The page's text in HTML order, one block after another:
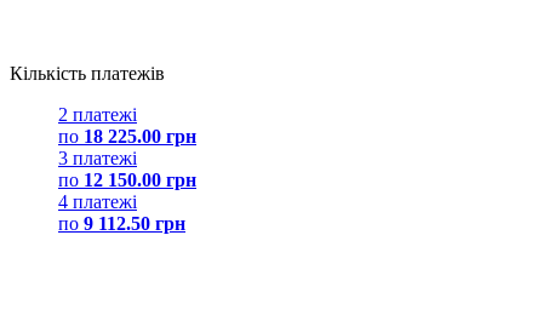
Кількість платежів
2 платежі
по 18 225.00 грн
3 платежі
по 12 150.00 грн
4 платежі
по 9 112.50 грн